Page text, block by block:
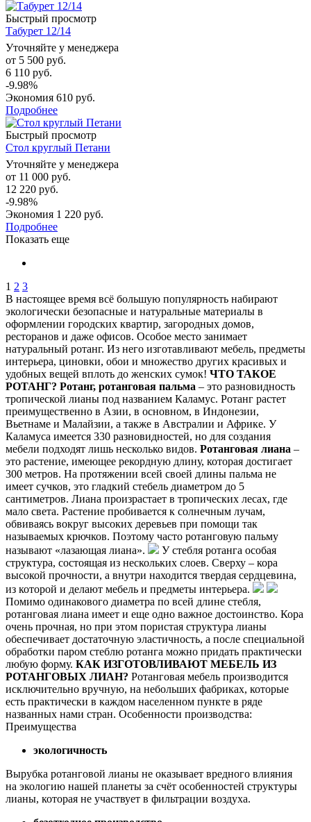
Быстрый просмотр
Табурет 12/14
Уточняйте у менеджера
от 5 500 руб.
6 110 руб.
-9.98%
Экономия 610 руб.
Подробнее
Быстрый просмотр
Стол круглый Петани
Уточняйте у менеджера
от 11 000 руб.
12 220 руб.
-9.98%
Экономия 1 220 руб.
Подробнее
Показать еще
1 2 3
В настоящее время всё большую популярность набирают
экологически безопасные и натуральные материалы в
оформлении городских квартир, загородных домов,
ресторанов и даже офисов. Особое место занимает
натуральный ротанг. Из него изготавливают мебель, предметы
интерьера, циновки, обои и множество других красивых и
удобных вещей вплоть до женских сумок! ЧТО ТАКОЕ
РОТАНГ? Ротанг, ротанговая пальма – это разновидность
тропической лианы под названием Каламус. Ротанг растет
преимущественно в Азии, в основном, в Индонезии,
Вьетнаме и Малайзии, а также в Австралии и Африке. У
Каламуса имеется 330 разновидностей, но для создания
мебели подходят лишь несколько видов. Ротанговая лиана –
это растение, имеющее рекордную длину, которая достигает
300 метров. На протяжении всей своей длины пальма не
имеет сучков, это гладкий стебель диаметром до 5
сантиметров. Лиана произрастает в тропических лесах, где
мало света. Растение пробивается к солнечным лучам,
обвиваясь вокруг высоких деревьев при помощи так
называемых крючков. Поэтому часто ротанговую пальму
называют «лазающая лиана».
У стебля ротанга особая
структура, состоящая из нескольких слоев. Сверху – кора
высокой прочности, а внутри находится твердая сердцевина,
из которой и делают мебель и предметы интерьера.
Помимо одинакового диаметра по всей длине стебля,
ротанговая лиана имеет и еще одно важное достоинство. Кора
очень прочная, но при этом пористая структура лианы
обеспечивает достаточную эластичность, а после специальной
обработки паром стеблю ротанга можно придать практически
любую форму. КАК ИЗГОТОВЛИВАЮТ МЕБЕЛЬ ИЗ
РОТАНГОВЫХ ЛИАН? Ротанговая мебель производится
исключительно вручную, на небольших фабриках, которые
есть практически в каждом населенном пункте в ряде
названных нами стран. Особенности производства:
Преимущества
экологичность
Вырубка ротанговой лианы не оказывает вредного влияния
на экологию нашей планеты за счёт особенностей структуры
лианы, которая не участвует в фильтрации воздуха.